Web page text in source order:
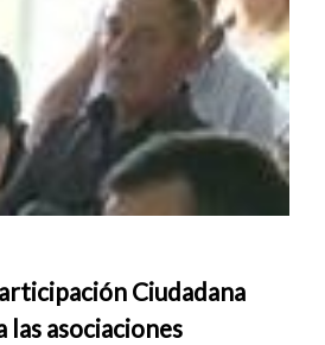
Ciudadana
las asociaciones